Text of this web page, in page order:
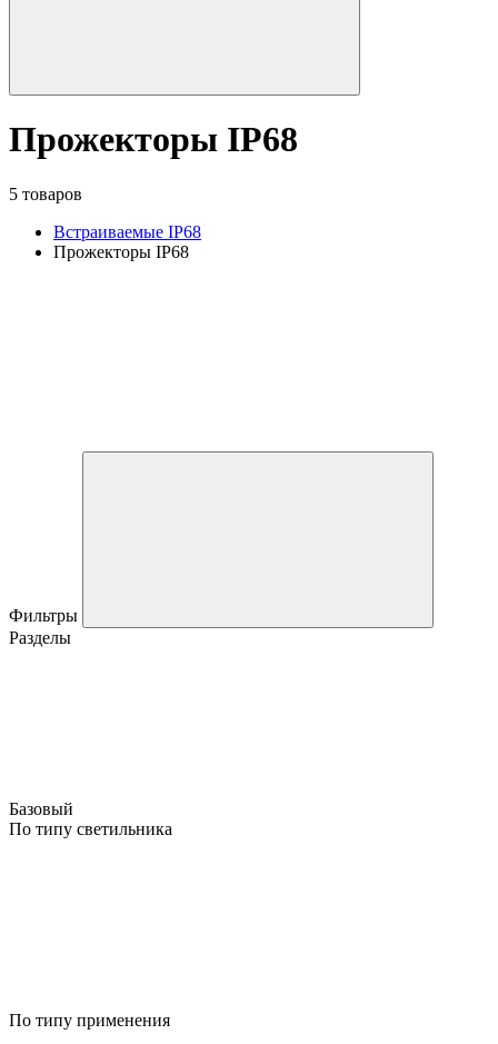
Прожекторы IP68
5 товаров
Встраиваемые IP68
Прожекторы IP68
Фильтры
Разделы
Базовый
По типу светильника
По типу применения